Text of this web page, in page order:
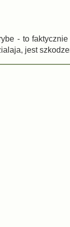
- to
jest